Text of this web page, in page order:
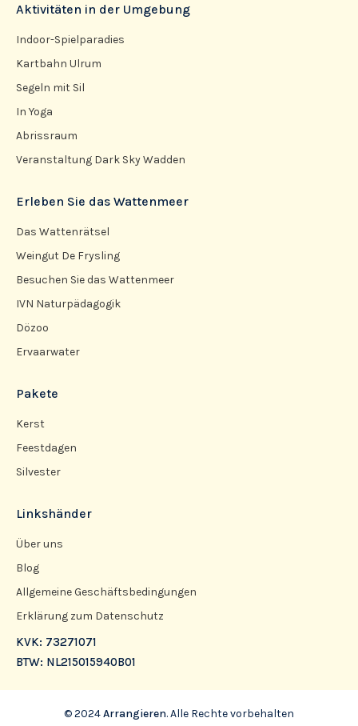
Aktivitäten in der Umgebung
Indoor-Spielparadies
Kartbahn Ulrum
Segeln mit Sil
In Yoga
Abrissraum
Veranstaltung Dark Sky Wadden
Erleben Sie das Wattenmeer
Das Wattenrätsel
Weingut De Frysling
Besuchen Sie das Wattenmeer
IVN Naturpädagogik
Dözoo
Ervaarwater
Pakete
Kerst
Feestdagen
Silvester
Linkshänder
Über uns
Blog
Allgemeine Geschäftsbedingungen
Erklärung zum Datenschutz
KVK: 73271071
BTW: NL215015940B01
© 2024Arrangieren. Alle Rechte vorbehalten